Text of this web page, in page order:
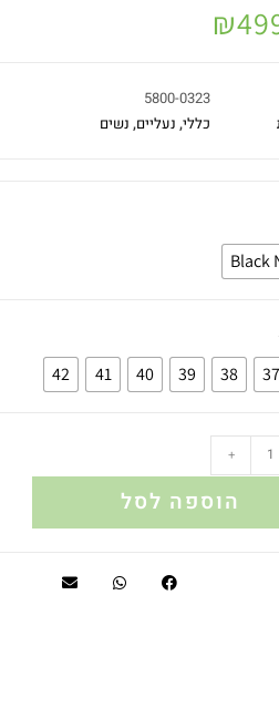
₪
5800-0323
כללי, נעליים, נשים
Black
37
38
39
40
41
42
+
הוספה לסל